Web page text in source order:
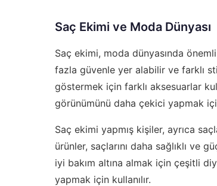
Saç Ekimi ve Moda Dünyası
Saç ekimi, moda dünyasında
fazla güvenle yer alabilir ve farklı
göstermek için farklı aksesuarlar
görünümünü daha çekici yapmak
Saç ekimi yapmış kişiler, ayrıca
ürünler, saçlarını daha sağlıklı ve
iyi bakım altına almak için çeşitli
yapmak için kullanılır.